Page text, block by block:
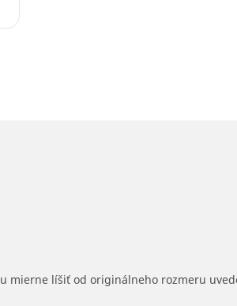
mierne líšiť od originálneho rozmeru